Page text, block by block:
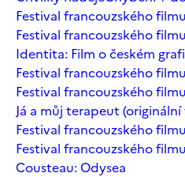
Festival francouzského
Festival francouzského
Identita: Film o českém
Festival francouzského
Festival francouzského
Já a můj terapeut (originální
Festival francouzského
Festival francouzského
Cousteau: Odysea